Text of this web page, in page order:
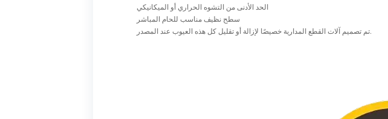
الحد الأدنى من التشوه الحراري أو الميكانيكي
سطح نظيف مناسب للحام المباشر
تم تصميم آلات القطع المدارية خصيصًا لإزالة أو تقليل كل هذه العيوب عند المصدر.